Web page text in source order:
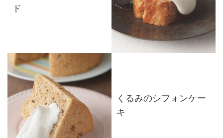
ド
くるみのシフォンケー
キ